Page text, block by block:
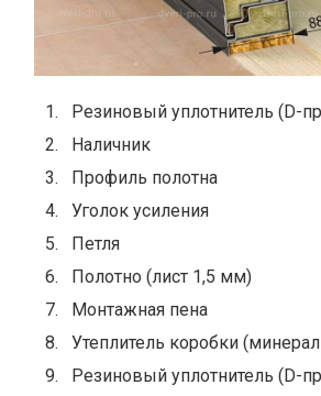
Резиновый уплотнитель (D-
Наличник
Профиль полотна
Уголок усиления
Петля
Полотно (лист 1,5 мм)
Монтажная пена
Утеплитель коробки
Резиновый уплотнитель (D-